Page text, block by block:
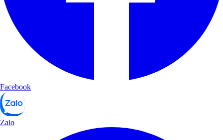
Facebook
Zalo